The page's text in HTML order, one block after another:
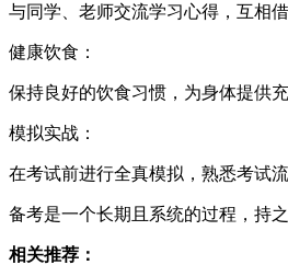
与同学、老师交流学习心得，互相
健康饮食：
保持良好的饮食习惯，为身体提供
模拟实战：
在考试前进行全真模拟，熟悉考试
备考是一个长期且系统的过程，持
相关推荐：